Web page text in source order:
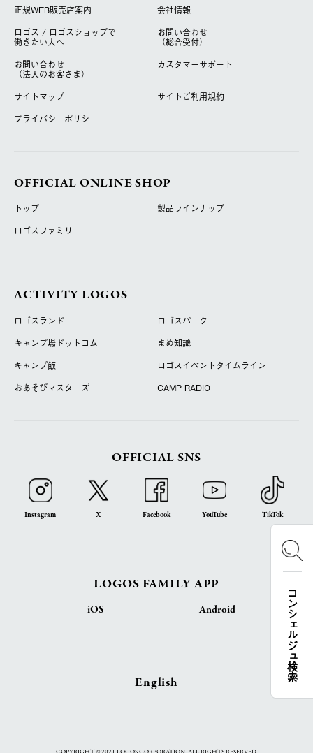
コンシェルジュ検索
正規WEB販売店案内
会社情報
ロゴス / ロゴスショップで
働きたい人へ
お問い合わせ
（総合受付）
お問い合わせ
（法人のお客さま）
カスタマーサポート
サイトマップ
サイトご利用規約
プライバシーポリシー
OFFICIAL ONLINE SHOP
トップ
製品ラインナップ
ロゴスファミリー
ACTIVITY LOGOS
ロゴスランド
ロゴスパーク
キャンプ場ドットコム
まめ知識
キャンプ飯
ロゴスイベントタイムライン
おあそびマスターズ
CAMP RADIO
OFFICIAL SNS
Instagram X Facebook YouTube TikTok
LOGOS FAMILY APP
iOS Android
English